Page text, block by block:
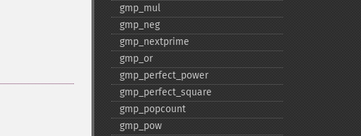
gmp_​mul
gmp_​neg
gmp_​nextprime
gmp_​or
gmp_​perfect_​power
gmp_​perfect_​square
gmp_​popcount
gmp_​pow